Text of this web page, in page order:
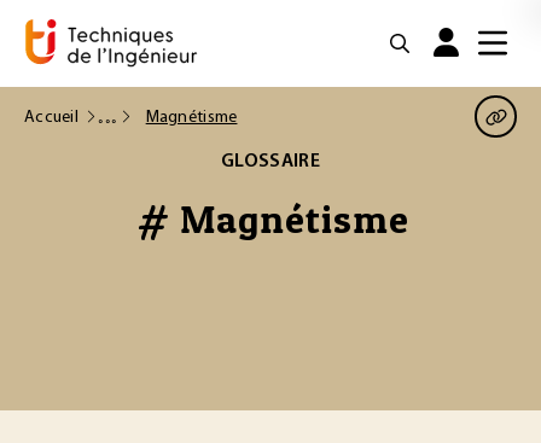
Accueil Magnétisme
GLOSSAIRE
# Magnétisme